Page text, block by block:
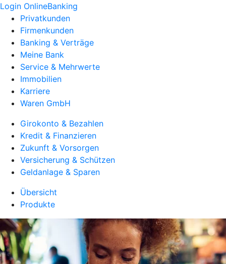
Login OnlineBanking
Privatkunden
Firmenkunden
Banking & Verträge
Meine Bank
Service & Mehrwerte
Immobilien
Karriere
Waren GmbH
Girokonto & Bezahlen
Kredit & Finanzieren
Zukunft & Vorsorgen
Versicherung & Schützen
Geldanlage & Sparen
Übersicht
Produkte